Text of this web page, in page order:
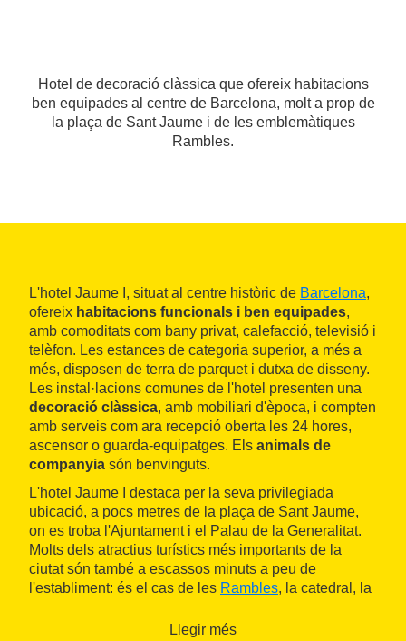
Hotel de decoració clàssica que ofereix habitacions
ben equipades al centre de Barcelona, molt a prop de
la plaça de Sant Jaume i de les emblemàtiques
Rambles.
L'hotel Jaume I, situat al centre històric de Barcelona,
ofereix habitacions funcionals i ben equipades,
amb comoditats com bany privat, calefacció, televisió i
telèfon. Les estances de categoria superior, a més a
més, disposen de terra de parquet i dutxa de disseny.
Les instal·lacions comunes de l'hotel presenten una
decoració clàssica, amb mobiliari d'època, i compten
amb serveis com ara recepció oberta les 24 hores,
ascensor o guarda-equipatges. Els animals de
companyia són benvinguts.
L'hotel Jaume I destaca per la seva privilegiada
ubicació, a pocs metres de la plaça de Sant Jaume,
on es troba l'Ajuntament i el Palau de la Generalitat.
Molts dels atractius turístics més importants de la
ciutat són també a escassos minuts a peu de
l'establiment: és el cas de les Rambles, la catedral, la
modernista que allotja elPalau de la Música
Llegir més